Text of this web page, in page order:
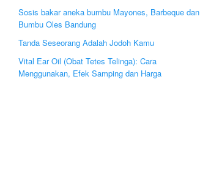
Sosis bakar aneka bumbu Mayones, Barbeque dan
Bumbu Oles Bandung
Tanda Seseorang Adalah Jodoh Kamu
Vital Ear Oil (Obat Tetes Telinga): Cara
Menggunakan, Efek Samping dan Harga